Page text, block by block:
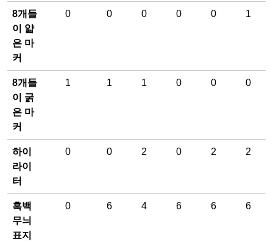
8개들
이 얇
은 마
커
0 0 0 0 0 1
8개들
이 굵
은 마
커
1 1 1 0 0 0
하이
라이
터
0 0 2 0 2 2
흑백
무늬
표지
0 6 4 6 6 6